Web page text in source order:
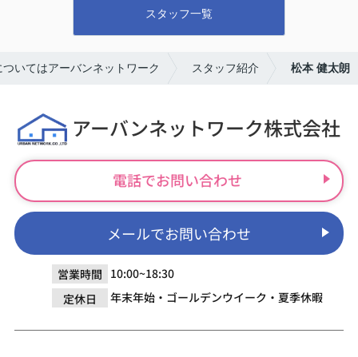
スタッフ一覧
いてはアーバンネットワーク スタッフ紹介 松本 健太朗
アーバンネットワーク株式会社
電話でお問い合わせ
メールでお問い合わせ
営業時間 10:00~18:30
定休日
年末年始・ゴールデンウイーク・夏季休暇